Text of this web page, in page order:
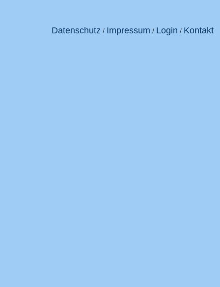
Datenschutz / Impressum / Login / Kontakt